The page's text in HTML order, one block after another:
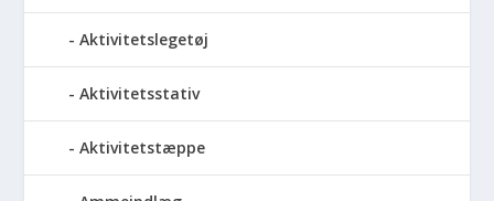
Aktivitetslegetøj
Aktivitetsstativ
Aktivitetstæppe